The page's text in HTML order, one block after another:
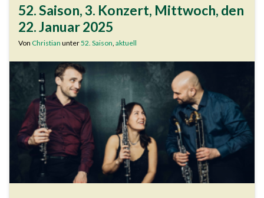
52. Saison, 3. Konzert, Mittwoch, den
22. Januar 2025
Von Christian unter52. Saison aktuell